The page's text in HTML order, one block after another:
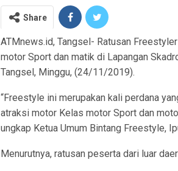
Share
ATMnews.id, Tangsel- Ratusan
motor Sport dan matik di Lapangan
Tangsel, Minggu, (24/11/2019).
“Freestyle ini merupakan kali perdana
atraksi motor Kelas motor Sport dan
ungkap Ketua Umum Bintang Freestyle,
Menurutnya, ratusan peserta dari luar